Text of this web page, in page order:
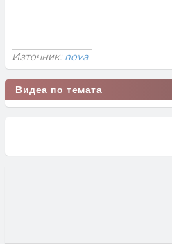
Източник:nova
Видеа по темата